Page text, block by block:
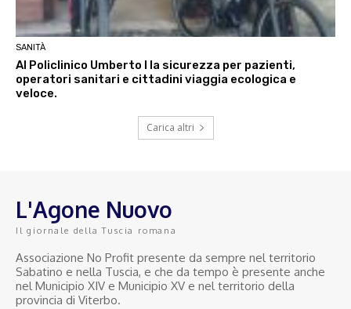
SANITÀ
Al Policlinico Umberto I la sicurezza per pazienti,
operatori sanitari e cittadini viaggia ecologica e
veloce.
Carica altri
L'Agone Nuovo
Il giornale della Tuscia romana
Associazione No Profit presente da sempre nel territorio
Sabatino e nella Tuscia, e che da tempo è presente anche
nel Municipio XIV e Municipio XV e nel territorio della
provincia di Viterbo.